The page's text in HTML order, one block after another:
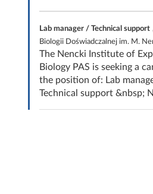
Lab manager / Technical support
Biologii Doświadczalnej im. M.
The Nencki Institute of
Biology PAS is seeking a
the position of: Lab
Technical support &nbsp;